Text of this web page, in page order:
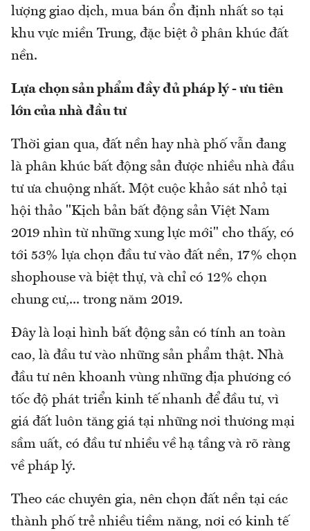
lượng giao dịch, mua bán ổn định nhất so tại
khu vực miền Trung, đặc biệt ở phân khúc đất
nền.
Lựa chọn sản phẩm đầy đủ pháp lý - ưu tiên
lớn của nhà đầu tư
Thời gian qua, đất nền hay nhà phố vẫn đang
là phân khúc bất động sản được nhiều nhà đầu
tư ưa chuộng nhất. Một cuộc khảo sát nhỏ tại
hội thảo "Kịch bản bất động sản Việt Nam
2019 nhìn từ những xung lực mới" cho thấy, có
tới 53% lựa chọn đầu tư vào đất nền, 17% chọn
shophouse và biệt thự, và chỉ có 12% chọn
chung cư,... trong năm 2019.
Đây là loại hình bất động sản có tính an toàn
cao, là đầu tư vào những sản phẩm thật. Nhà
đầu tư nên khoanh vùng những địa phương có
tốc độ phát triển kinh tế nhanh để đầu tư, vì
giá đất luôn tăng giá tại những nơi thương mại
sầm uất, có đầu tư nhiều về hạ tầng và rõ ràng
về pháp lý.
Theo các chuyên gia, nên chọn đất nền tại các
thành phố trẻ nhiều tiềm năng, nơi có kinh tế